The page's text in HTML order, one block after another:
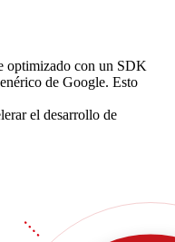
optimizado con un SDK
de Google. Esto
el desarrollo de